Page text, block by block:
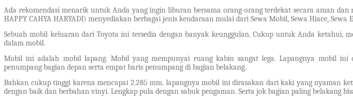
Ada rekomendasi menarik untuk Anda yang ingin liburan bersama orang-orang terdekat secara aman
HAPPY CAHYA HARYADI) menyediakan berbagai jenis kendaraan mulai dari Sewa Mobil, Sewa Hiace,
Sebuah mobil keluaran dari Toyota ini tersedia dengan banyak keunggulan. Cukup untuk Anda ketahui,
dalam mobil.
Mobil ini adalah mobil lapang. Mobil yang mempunyai ruang kabin sangat lega. Lapangnya mobil
penumpang bagian depan serta empat baris penumpang di bagian belakang.
Bahkan cukup tinggi karena mencapai 2.285 mm. lapangnya mobil ini dirasakan dari kaki yang nyaman
dengan baik dan berbahan vinyi. Lengkap pula dengan sabuk pengaman. Serta jok bagian paling belakang